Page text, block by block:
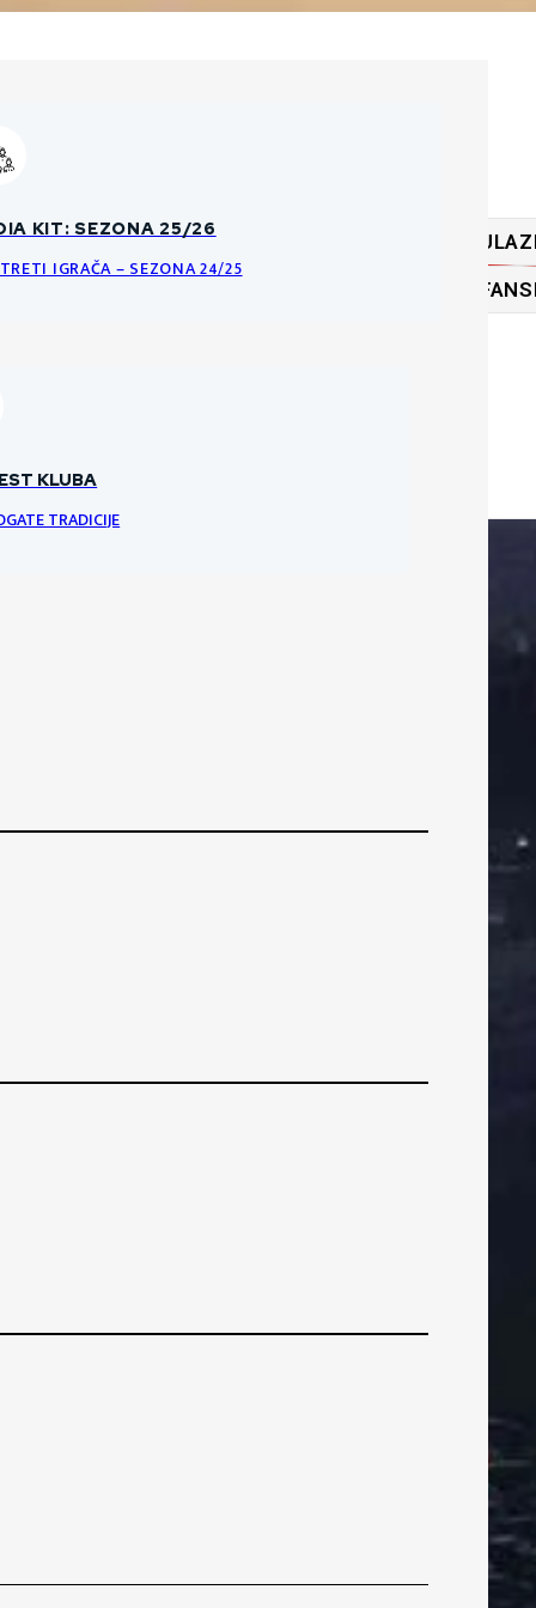
BRANIČI
DATOTEKE
KLUBA
TRADICIJE
PRAVILA O PRODAJI ULAZNICA
I PRAVILA ULAZNICA ZA HNK GORICU
KIT: SEZONA 25/26
IGRAČA – SEZONA 24/25